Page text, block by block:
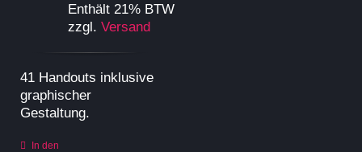
Enthält 21% BTW
zzgl.Versand
41 Handouts inklusive
graphischer
Gestaltung.
In den